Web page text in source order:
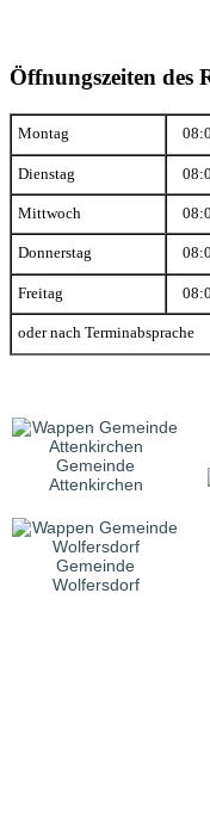
Öffnungszeiten des
Montag
Dienstag
Mittwoch
Donnerstag
Freitag
oder nach Terminabsprache
Gemeinde
Attenkirchen
Gemeinde
Wolfersdorf